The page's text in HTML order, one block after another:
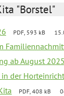
"Borstel"
PDF, 593 kB
ab August 2025
der
PDF, 408 kB